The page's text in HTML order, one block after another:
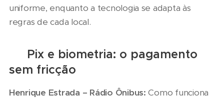
uniforme, enquanto a tecnologia se adapta às
regras de cada local.
💰 Pix e biometria: o pagamento
sem fricção
Henrique Estrada – Rádio Ônibus: Como funciona